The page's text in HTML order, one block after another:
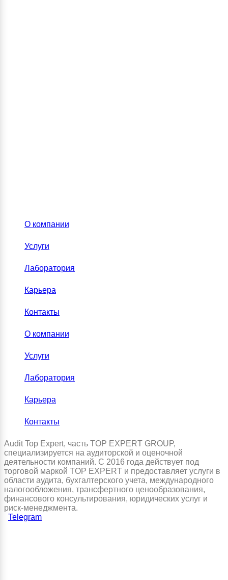
О компании
Услуги
Лаборатория
Карьера
Контакты
О компании
Услуги
Лаборатория
Карьера
Контакты
Audit Top Expert, часть TOP EXPERT GROUP,
специализируется на аудиторской и оценочной
деятельности компаний. С 2016 года действует под
торговой маркой TOP EXPERT и предоставляет услуги в
области аудита, бухгалтерского учета, международного
налогообложения, трансфертного ценообразования,
финансового консультирования, юридических услуг и
риск-менеджмента.
Telegram